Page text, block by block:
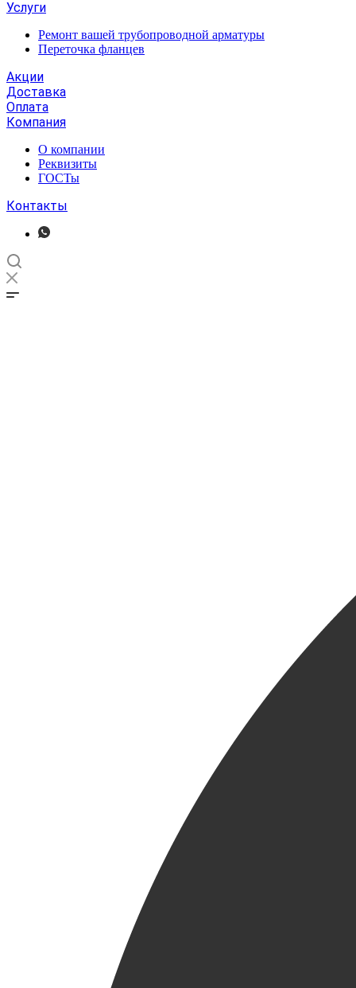
Услуги
Ремонт вашей трубопроводной арматуры
Переточка фланцев
Акции
Доставка
Оплата
Компания
О компании
Реквизиты
ГОСТы
Контакты